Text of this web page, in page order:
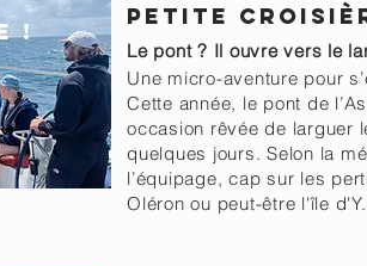
Petite
Le pont ? Il ouvre vers le
Une micro-aventure pour
Cette année, le pont de
occasion rêvée de larguer
quelques jours. Selon la
l’équipage, cap sur les
Oléron ou peut-être l'île
!